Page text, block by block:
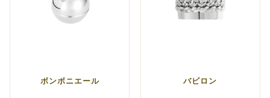
ボンボニエール バビロン